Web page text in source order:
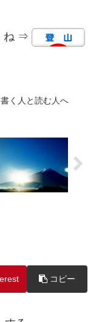
ね ⇒
く人と読む人へ
コピー